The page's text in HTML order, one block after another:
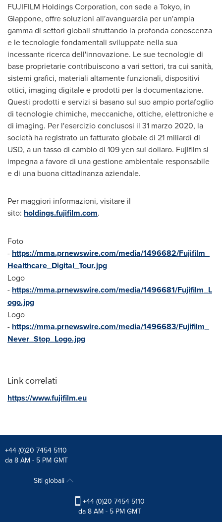
FUJIFILM Holdings Corporation, con sede aTokyo, in
Giappone, offre soluzioni all'avanguardia per un'ampia
gamma di settori globali sfruttando la profonda conoscenza
e le tecnologie fondamentali sviluppate nella sua
incessante ricerca dell'innovazione. Le sue tecnologie di
base proprietarie contribuiscono a vari settori, tra cui sanità,
sistemi grafici, materiali altamente funzionali, dispositivi
ottici, imaging digitale e prodotti per la documentazione.
Questi prodotti e servizi si basano sul suo ampio portafoglio
di tecnologie chimiche, meccaniche, ottiche, elettroniche e
di imaging. Per l'esercizio conclusosi il 31 marzo 2020, la
società ha registrato un fatturato globale di 21 miliardi di
USD, a un tasso di cambio di 109 yen sul dollaro. Fujifilm si
impegna a favore di una gestione ambientale responsabile
e di una buona cittadinanza aziendale.
Per maggiori informazioni, visitare il
sito: holdings.fujifilm.com.
Foto
- https://mma.prnewswire.com/media/1496682/Fujifilm_
Healthcare_Digital_Tour.jpg
Logo
- https://mma.prnewswire.com/media/1496681/Fujifilm_L
ogo.jpg
Logo
- https://mma.prnewswire.com/media/1496683/Fujifilm_
Never_Stop_Logo.jpg
Link correlati
https://www.fujifilm.eu
+44 (0)20 7454 5110
da 8 AM - 5 PM GMT
Siti globali
+44 (0)20 7454 5110
da 8 AM - 5 PM GMT